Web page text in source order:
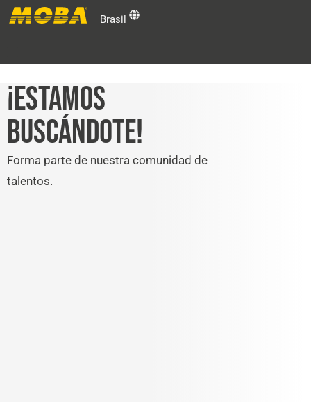
Brasil
Fabricantes de Máquinas
Usuarios Finales
Soporte Técnico y Centro de Capacitación
¡ESTAMOS
BUSCÁNDOTE!
Forma parte de nuestra comunidad de
talentos.